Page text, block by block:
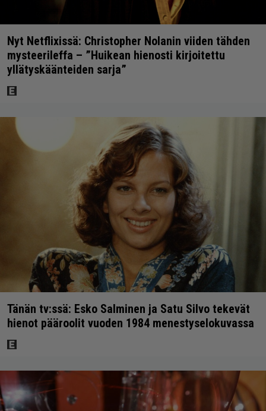
Nyt Netflixissä: Christopher Nolanin viiden tähden
mysteerileffa – ”Huikean hienosti kirjoitettu
yllätyskäänteiden sarja”
Tänän tv:ssä: Esko Salminen ja Satu Silvo tekevät
hienot pääroolit vuoden 1984 menestyselokuvassa